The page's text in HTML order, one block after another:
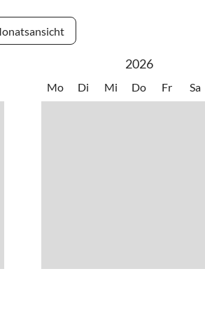
2026
Mo Di Mi Do Fr Sa